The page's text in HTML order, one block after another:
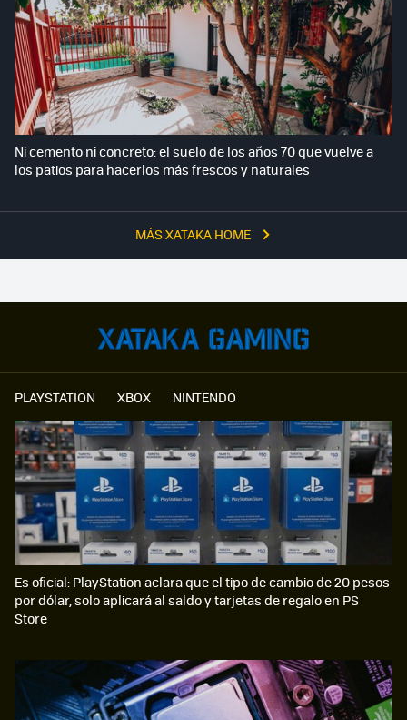
MÁS XATAKA HOME
Ni cemento ni concreto: el suelo de los años 70 que vuelve a
los patios para hacerlos más frescos y naturales
PLAYSTATION XBOX NINTENDO
Es oficial: PlayStation aclara que el tipo de cambio de 20 pesos
por dólar, solo aplicará al saldo y tarjetas de regalo en PS
Store